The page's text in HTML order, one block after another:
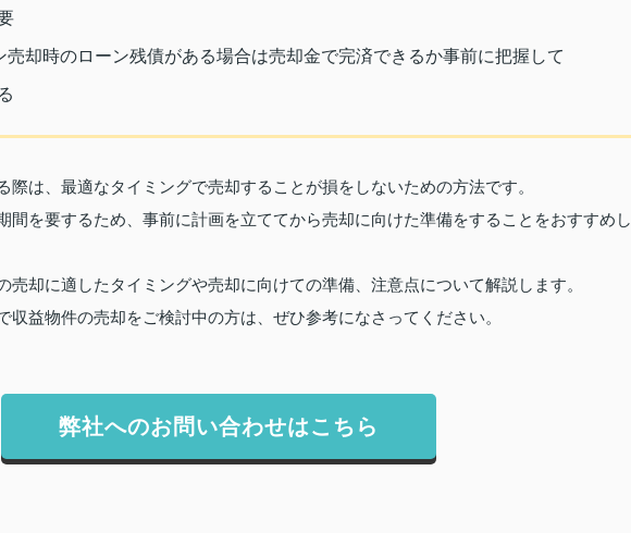
売却時のローン残債がある場合は売却金で完済できるか事前に把握して
際は、最適なタイミングで売却することが損をしないための方法です。
間を要するため、事前に計画を立ててから売却に向けた準備をすることをおすすめし
売却に適したタイミングや売却に向けての準備、注意点について解説します。
収益物件の売却をご検討中の方は、ぜひ参考になさってください。
弊社へのお問い合わせはこちら